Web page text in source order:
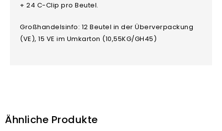
+ 24 C-Clip pro Beutel.
Großhandelsinfo: 12 Beutel in der Überverpackung
(VE), 15 VE im Umkarton (10,55KG/GH45)
Ähnliche Produkte